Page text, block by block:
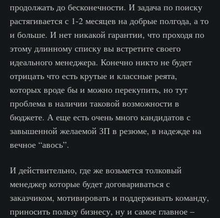
продолжать до бесконечности. И задача по поиску
растягивается с 1-2 месяцев на добрые полгода, а то
и больше. И нет никакой гарантии, что проходя по
этому длинному списку вы встретите своего
идеального менеджера. Конечно никто не будет
отрицать что есть крутые и классные реята,
которых вроде бы и можно перекупить, но тут
проблема в наличии таковой возможности в
бюджете. А еще есть очень много кандидатов с
завышенной желаемой ЗП в резюме, в надежде на
вечное “авось”.
И действительно, где же возьмется толковый
менеджер которые будет договариваться с
заказчиком, мотивировать и поддерживать команду,
приносить пользу бизнесу, ну и самое главное –